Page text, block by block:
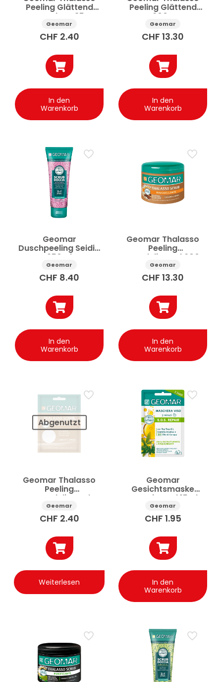
Peeling Glättend
Monodose 85g
Geomar
CHF 2.40
In den
Warenkorb
Peeling Glättend
600g
Geomar
CHF 13.30
In den
Warenkorb
Geomar
Duschpeeling Seidig
250ml
Geomar
CHF 8.40
In den
Warenkorb
Geomar Thalasso
Peeling
Remodelierend 600g
Geomar
CHF 13.30
In den
Warenkorb
Abgenutzt
Geomar Thalasso
Peeling
Remodelierend
Monodose 85g
Geomar
CHF 2.40
Weiterlesen
Geomar
Gesichtsmaske
Reparierend 15ml
Geomar
CHF 1.95
In den
Warenkorb